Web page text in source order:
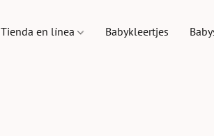
Tienda en línea Babykleertjes